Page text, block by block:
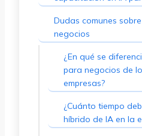
Dudas comunes
negocios
¿En qué se
para negocios de
empresas?
¿Cuánto tiempo
híbrido de IA en la